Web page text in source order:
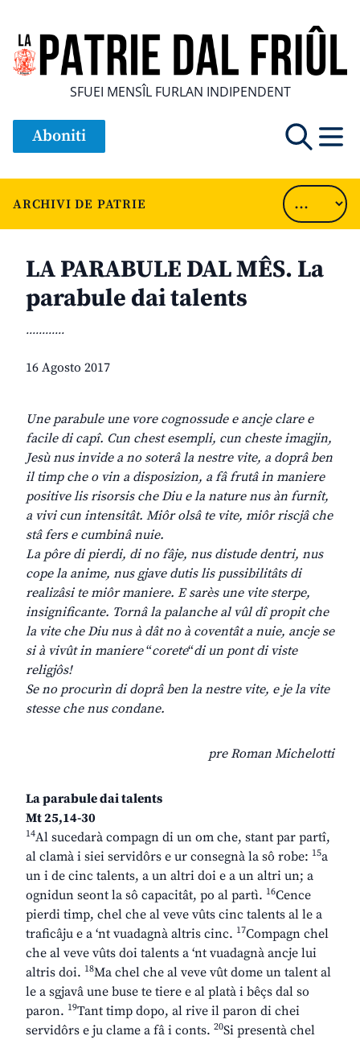
SFUEI MENSÎL FURLAN INDIPENDENT
Aboniti
ARCHIVI DE PATRIE
LA PARABULE DAL MÊS. La
parabule dai talents
............
16 Agosto 2017
Une parabule une vore cognossude e ancje clare e
facile di capî. Cun chest esempli, cun cheste imagjin,
Jesù nus invide a no soterâ la nestre vite, a doprâ ben
il timp che o vin a disposizion, a fâ frutâ in maniere
positive lis risorsis che Diu e la nature nus àn furnît,
a vivi cun intensitât. Miôr olsâ te vite, miôr riscjâ che
stâ fers e cumbinâ nuie.
La pôre di pierdi, di no fâje, nus distude dentri, nus
cope la anime, nus gjave dutis lis pussibilitâts di
realizâsi te miôr maniere. E sarès une vite sterpe,
insignificante. Tornâ la palanche al vûl dî propit che
la vite che Diu nus à dât no à coventât a nuie, ancje se
si à vivût in maniere“corete“di un pont di viste
religjôs!
Se no procurìn di doprâ ben la nestre vite, e je la vite
stesse che nus condane.
pre Roman Michelotti
La parabule dai talents
Mt 25,14-30
14Al sucedarà compagn di un om che, stant par partî,
al clamà i siei servidôrs e ur consegnà la sô robe: 15a
un i de cinc talents, a un altri doi e a un altri un; a
ognidun seont la sô capacitât, po al partì. 16Cence
pierdi timp, chel che al veve vûts cinc talents al le a
traficâju e a ‘nt vuadagnà altris cinc. 17Compagn chel
che al veve vûts doi talents a ‘nt vuadagnà ancje lui
altris doi. 18Ma chel che al veve vût dome un talent al
le a sgjavâ une buse te tiere e al platà i bêçs dal so
paron. 19Tant timp dopo, al rive il paron di chei
servidôrs e ju clame a fâ i conts. 20Si presentà chel